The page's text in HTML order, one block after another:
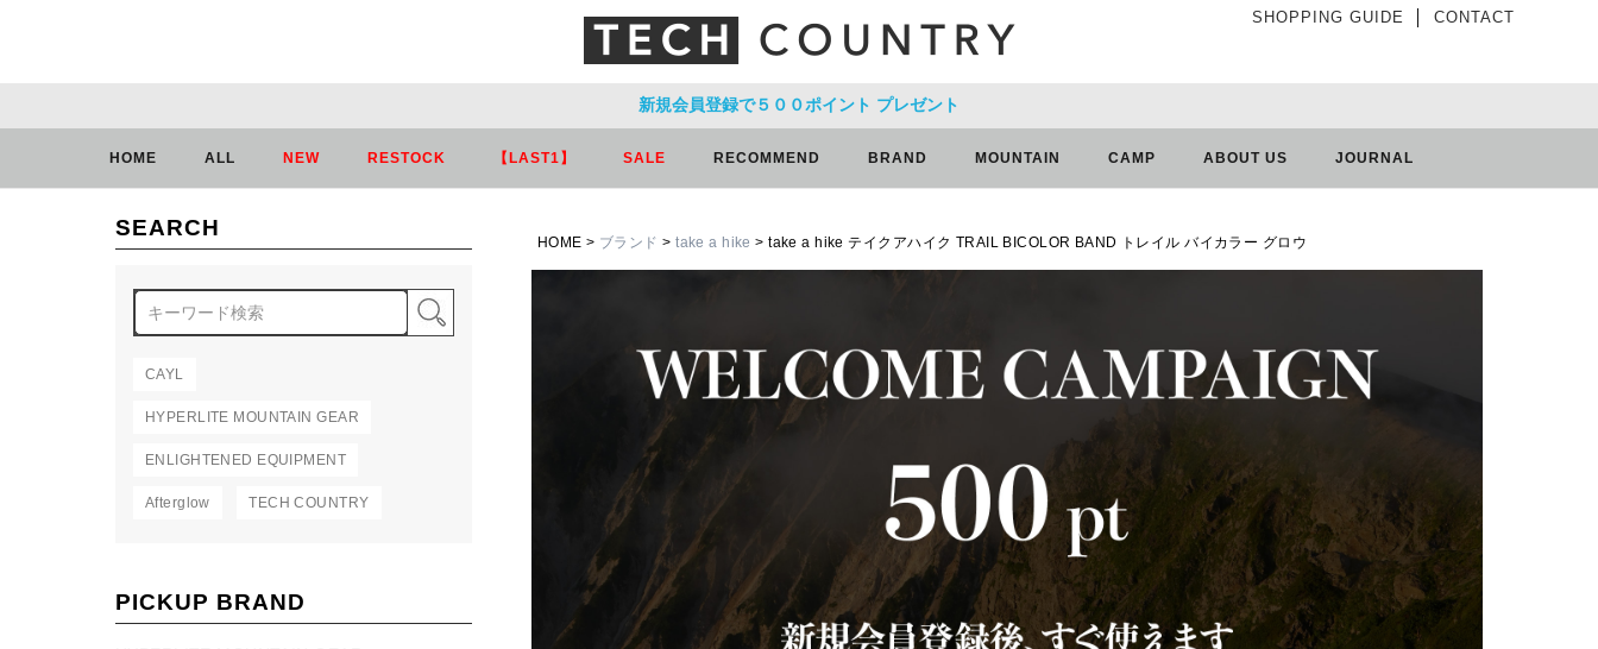
SHOPPING GUIDE CONTACT
新規会員登録で５００ポイント プレゼント
HOME ALL NEW RESTOCK 【LAST1】 SALE RECOMMEND BRAND MOUNTAIN CAMP ABOUT US JOURNAL
SEARCH
CAYL
HYPERLITE MOUNTAIN GEAR
ENLIGHTENED EQUIPMENT
Afterglow TECH COUNTRY
PICKUP BRAND
HOME ブランド take a hike take a hike テイクアハイク TRAIL BICOLOR BAND トレイル バイカラー グロウ